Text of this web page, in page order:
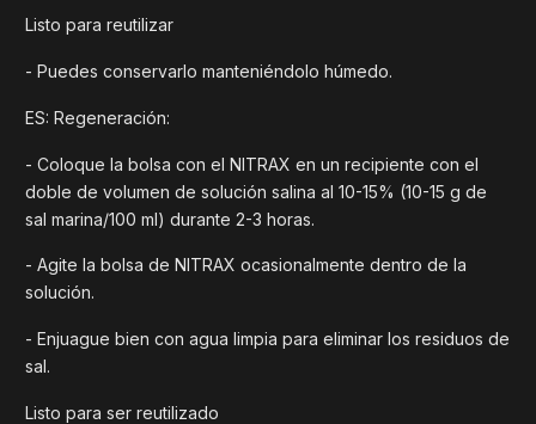
Listo para reutilizar
- Puedes conservarlo manteniéndolo húmedo.
ES: Regeneración:
- Coloque la bolsa con el NITRAX en un recipiente con el
doble de volumen de solución salina al 10-15% (10-15 g de
sal marina/100 ml) durante 2-3 horas.
- Agite la bolsa de NITRAX ocasionalmente dentro de la
solución.
- Enjuague bien con agua limpia para eliminar los residuos de
sal.
Listo para ser reutilizado